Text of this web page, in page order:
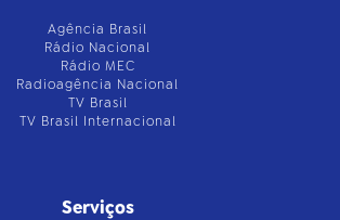
Agência Brasil
Rádio Nacional
Rádio MEC
Radioagência Nacional
TV Brasil
TV Brasil Internacional
Serviços